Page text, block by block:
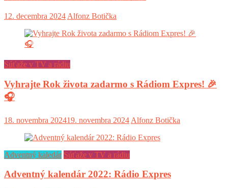
12. decembra 2024 Alfonz Botička
Súťaže v TV a rádiu
Vyhrajte Rok života zadarmo s Rádiom Expres! 🎉
🎧
18. novembra 202419. novembra 2024 Alfonz Botička
Adventný kaledár Súťaže v TV a rádiu
Adventný kalendár 2022: Rádio Expres